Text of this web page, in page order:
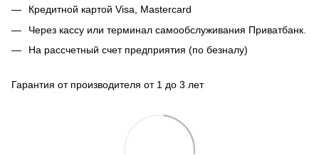
Кредитной картой Visa, Mastercard
Через кассу или терминал самообслуживания Приватбанк.
На рассчетный счет предприятия (по безналу)
Гарантия от производителя от 1 до 3 лет